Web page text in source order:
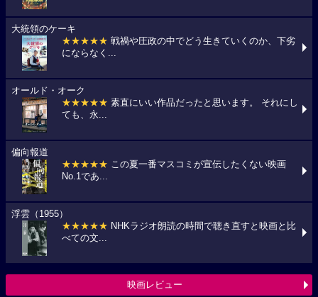
大統領のケーキ
★★★★★ 戦禍や圧政の中でどう生きていくのか、下劣
にならなく...
オールド・オーク
★★★★★ 素直にいい作品だったと思います。 それにし
ても、永...
偏向報道
★★★★★ この夏一番マスコミが宣伝したくない映画
No.1であ...
浮雲（1955）
★★★★★ NHKラジオ朗読の時間で聴き直すと映画と比
べての文...
映画レビュー